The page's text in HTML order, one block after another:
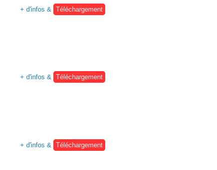
+ d'infos &
Téléchargement
+ d'infos & Téléchargement
+ d'infos & Téléchargement